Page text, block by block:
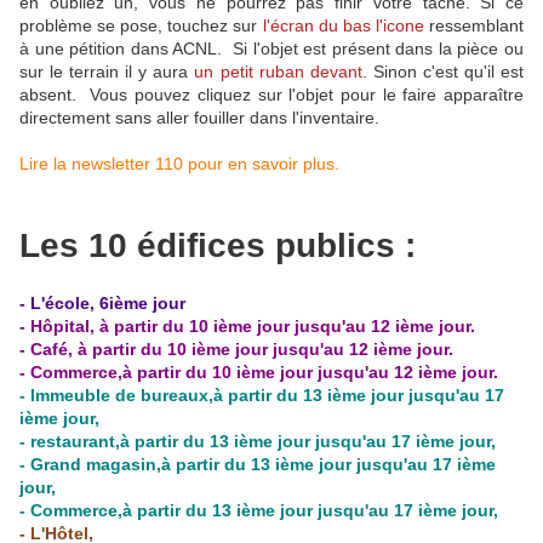
problème se pose, touchez sur l'écran du bas l'iconeressemblant
à une pétition dans ACNL. Si l'objet est présent dans la pièce ou
sur le terrain il y aura un petit ruban devant. Sinon c'est qu'il est
absent. Vous pouvez cliquez sur l'objet pour le faire apparaître
directement sans aller fouiller dans l'inventaire.
Lire la newsletter 110 pour en savoir plus.
Les 10 édifices publics :
- L'école, 6ième jour
- Hôpital, à partir du 10 ième jour jusqu'au 12 ième jour.
- Café, à partir du 10 ième jour jusqu'au 12 ième jour.
- Commerce,à partir du 10 ième jour jusqu'au 12 ième jour.
- Immeuble de bureaux,à partir du 13 ième jour jusqu'au 17
ième jour,
- restaurant,à partir du 13 ième jour jusqu'au 17 ième jour,
- Grand magasin,à partir du 13 ième jour jusqu'au 17 ième
jour,
- Commerce,à partir du 13 ième jour jusqu'au 17 ième jour,
- L'Hôtel,